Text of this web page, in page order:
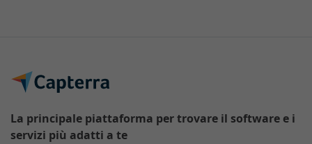
La principale piattaforma per trovare il software e i
servizi più adatti a te